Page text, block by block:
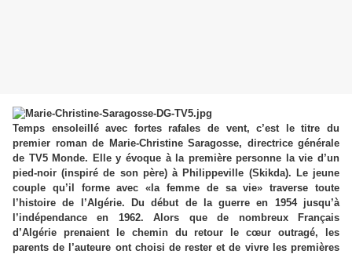
Temps ensoleillé avec fortes rafales de vent, c’est le titre du
premier roman de Marie-Christine Saragosse, directrice générale
de TV5 Monde. Elle y évoque à la première personne la vie d’un
pied-noir (inspiré de son père) à Philippeville (Skikda). Le jeune
couple qu’il forme avec «la femme de sa vie» traverse toute
l’histoire de l’Algérie. Du début de la guerre en 1954 jusqu’à
l’indépendance en 1962. Alors que de nombreux Français
d’Algérie prenaient le chemin du retour le cœur outragé, les
parents de l’auteure ont choisi de rester et de vivre les premières